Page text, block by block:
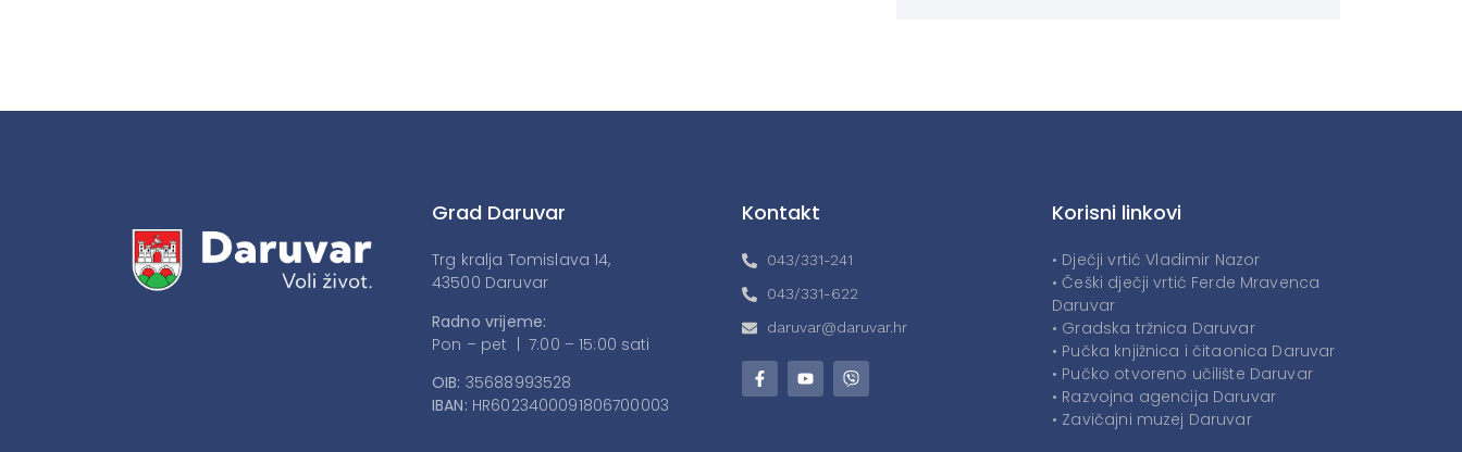
Grad Daruvar
Trg kralja Tomislava 14,
43500 Daruvar
Radno vrijeme:
Pon – pet | 7:00 – 15:00 sati
OIB: 35688993528
IBAN: HR6023400091806700003
Kontakt
043/331-241
043/331-622
daruvar@daruvar.hr
Korisni linkovi
• Dječji vrtić Vladimir Nazor
• Češki dječji vrtić Ferde Mravenca
Daruvar
• Gradska tržnica Daruvar
• Pučka knjižnica i čitaonica Daruvar
• Pučko otvoreno učilište Daruvar
• Razvojna agencija Daruvar
• Zavičajni muzej Daruvar